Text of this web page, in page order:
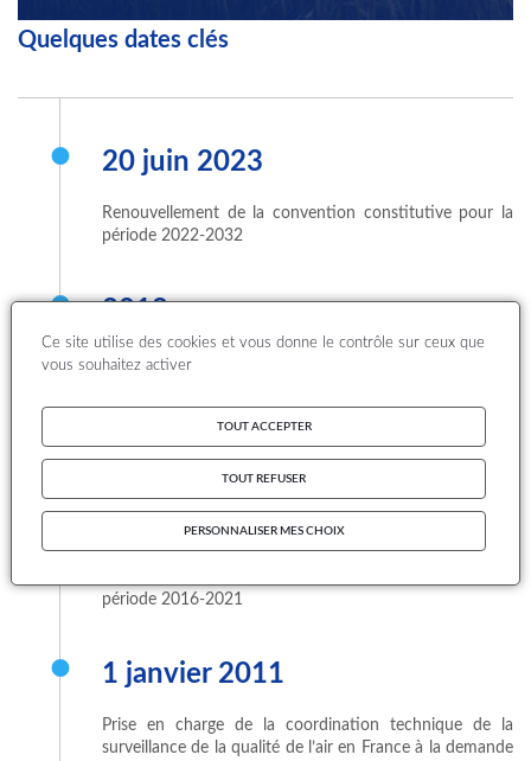
Quelques dates clés
20 juin 2023
Renouvellement de la convention constitutive pour la
période 2022-2032
2018
Le LCSQA est devenu l'organisme de référence
Calédonie avec lequel les trois membres du LCSQA ont
signé une convention de collaboration sur la période
2018-2022 renouvelable
30 mars 2016
période 2016-2021
1 janvier 2011
Prise en charge de la coordination technique de la
surveillance de la qualité de l’air en France à la demande
Ce site utilise des cookies et vous donne le contrôle sur ceux que
vous souhaitez activer
TOUT ACCEPTER
TOUT REFUSER
PERSONNALISER MES CHOIX